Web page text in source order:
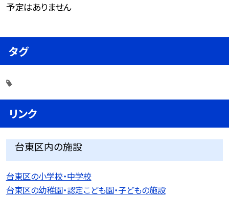
予定はありません
タグ
リンク
台東区内の施設
台東区の小学校・中学校
台東区の幼稚園・認定こども園・子どもの施設